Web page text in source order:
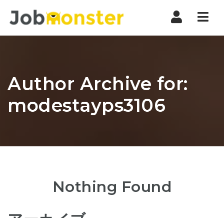
Author Archive for:
modestayps3106
Nothing Found